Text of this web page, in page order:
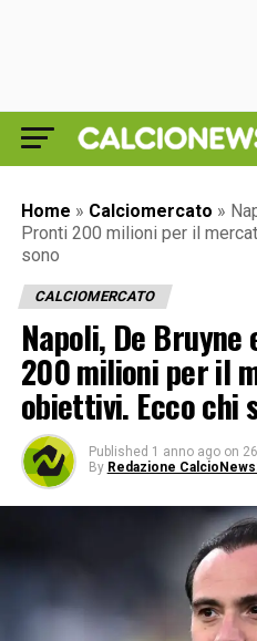
Home » Calciomercato »
Pronti 200 milioni per il
sono
CALCIOMERCATO
Napoli, De
200 milioni per il
obiettivi. Ecco chi
Published 1 anno ago on
By Redazione